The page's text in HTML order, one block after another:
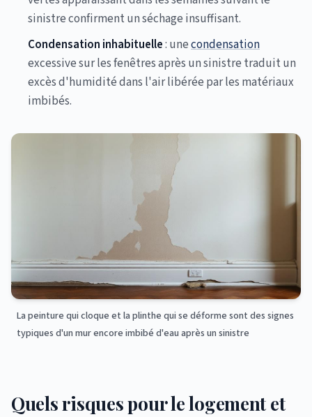
sinistre confirment un séchage insuffisant.
Condensation inhabituelle: unecondensation
excessive sur les fenêtres après un sinistre traduit un
excès d'humidité dans l'air libérée par les matériaux
imbibés.
La peinture qui cloque et la plinthe qui se déforme sont des signes
typiques d'un mur encore imbibé d'eau après un sinistre
Quels risques pour le logement et